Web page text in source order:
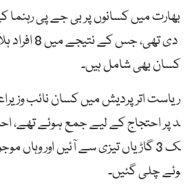
بھارتمیںکسانوںپربیجےپیرہنما
دی تھی، جس کے نتیجے میں افراد
کسان بھی شامل ہیں۔
ریاستاترپردیشمیںکساننائب
دپراحتجاجکےلیےجمعہوئےتھے،
ک3گاڑیاںتیزیسےآئیںاوروہاں
وئےچلیگئیں۔